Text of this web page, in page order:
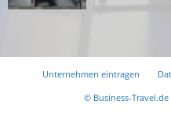
Unternehmen eintragen
© Business-Travel.de